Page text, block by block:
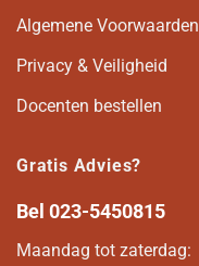
Algemene Voorwaarden
Privacy & Veiligheid
Docenten bestellen
Gratis Advies?
Bel 023-5450815
Maandag tot zaterdag: